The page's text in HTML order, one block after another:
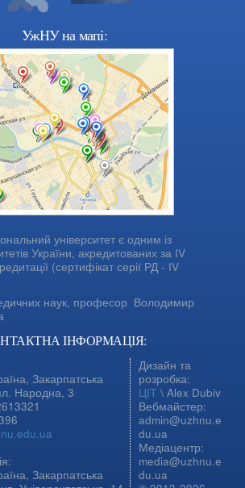
УжНУ на мапі:
університет є одним із
України, акредитованих за IV
(сертифікат серії РД - IV
наук, професор Володимир
ІНФОРМАЦІЯ:
Закарпатська
Народна, 3
Закарпатська
Дизайн та
розробка:
ЦІТ \ Alex Dubiv
Вебмайстер:
admin@uzhnu.e
du.ua
Медіацентр:
media@uzhnu.e
du.ua